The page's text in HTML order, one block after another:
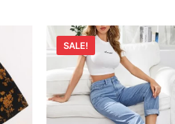
SALE!